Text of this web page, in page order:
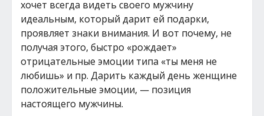
хочет всегда видеть своего мужчину
идеальным, который дарит ей подарки,
проявляет знаки внимания. И вот почему, не
получая этого, быстро «рождает»
отрицательные эмоции типа «ты меня не
любишь» и пр. Дарить каждый день женщине
положительные эмоции, — позиция
настоящего мужчины.